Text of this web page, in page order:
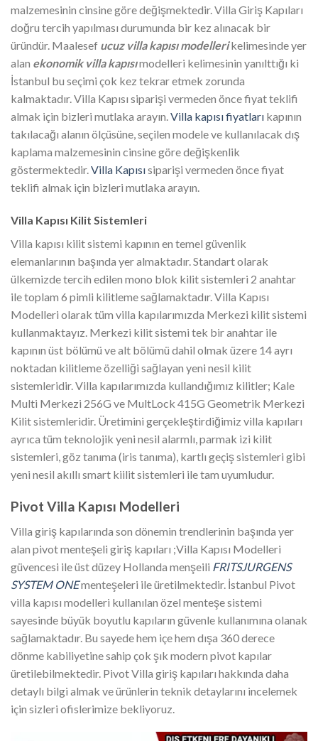
malzemesinin cinsine göre değişmektedir. Villa Giriş Kapıları
doğru tercih yapılması durumunda bir kez alınacak bir
üründür. Maalesef ucuz villa kapısı modellerikelimesinde yer
alan ekonomik villa kapısımodelleri kelimesinin yanılttığı ki
İstanbul bu seçimi çok kez tekrar etmek zorunda
kalmaktadır. Villa Kapısı siparişi vermeden önce fiyat teklifi
almak için bizleri mutlaka arayın.Villa kapısı fiyatları kapının
takılacağı alanın ölçüsüne, seçilen modele ve kullanılacak dış
kaplama malzemesinin cinsine göre değişkenlik
göstermektedir.Villa Kapısısiparişi vermeden önce fiyat
teklifi almak için bizleri mutlaka arayın.
Villa Kapısı Kilit Sistemleri
Villa kapısı kilit sistemi kapının en temel güvenlik
elemanlarının başında yer almaktadır. Standart olarak
ülkemizde tercih edilen mono blok kilit sistemleri 2 anahtar
ile toplam 6 pimli kilitleme sağlamaktadır. Villa Kapısı
Modelleri olarak tüm villa kapılarımızda Merkezi kilit sistemi
kullanmaktayız. Merkezi kilit sistemi tek bir anahtar ile
kapının üst bölümü ve alt bölümü dahil olmak üzere 14 ayrı
noktadan kilitleme özelliği sağlayan yeni nesil kilit
sistemleridir. Villa kapılarımızda kullandığımız kilitler; Kale
Multi Merkezi 256G ve MultLock 415G Geometrik Merkezi
Kilit sistemleridir. Üretimini gerçekleştirdiğimiz villa kapıları
ayrıca tüm teknolojik yeni nesil alarmlı, parmak izi kilit
sistemleri, göz tanıma (iris tanıma), kartlı geçiş sistemleri gibi
yeni nesil akıllı smart kiilit sistemleri ile tam uyumludur.
Pivot Villa Kapısı Modelleri
Villa giriş kapılarında son dönemin trendlerinin başında yer
alan pivot menteşeli giriş kapıları ;Villa Kapısı Modelleri
güvencesi ile üst düzey Hollanda menşeili FRITSJURGENS
SYSTEM ONEmenteşeleri ile üretilmektedir. İstanbul Pivot
villa kapısı modelleri kullanılan özel menteşe sistemi
sayesinde büyük boyutlu kapıların güvenle kullanımına olanak
sağlamaktadır. Bu sayede hem içe hem dışa 360 derece
dönme kabiliyetine sahip çok şık modern pivot kapılar
üretilebilmektedir. Pivot Villa giriş kapıları hakkında daha
detaylı bilgi almak ve ürünlerin teknik detaylarını incelemek
için sizleri ofislerimize bekliyoruz.